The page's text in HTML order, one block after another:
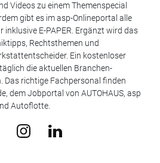
Videos zu einem Themenspecial
gibt es im asp-Onlineportal alle
E-PAPER. Ergänzt wird das
Rechtsthemen und
Ein kostenloser
die aktuellen Branchen-
Das richtige Fachpersonal finden
dem Jobportal von AUTOHAUS, asp
Autoflotte.